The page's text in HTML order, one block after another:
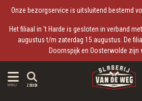
Onze bezorgservice is uitsluitend bestemd
Het filiaal in 't Harde is gesloten in verband
augustus t/m zaterdag 15 augustus. De
Doornspijk en Oosterwolde zijn
MENU ZOEKEN